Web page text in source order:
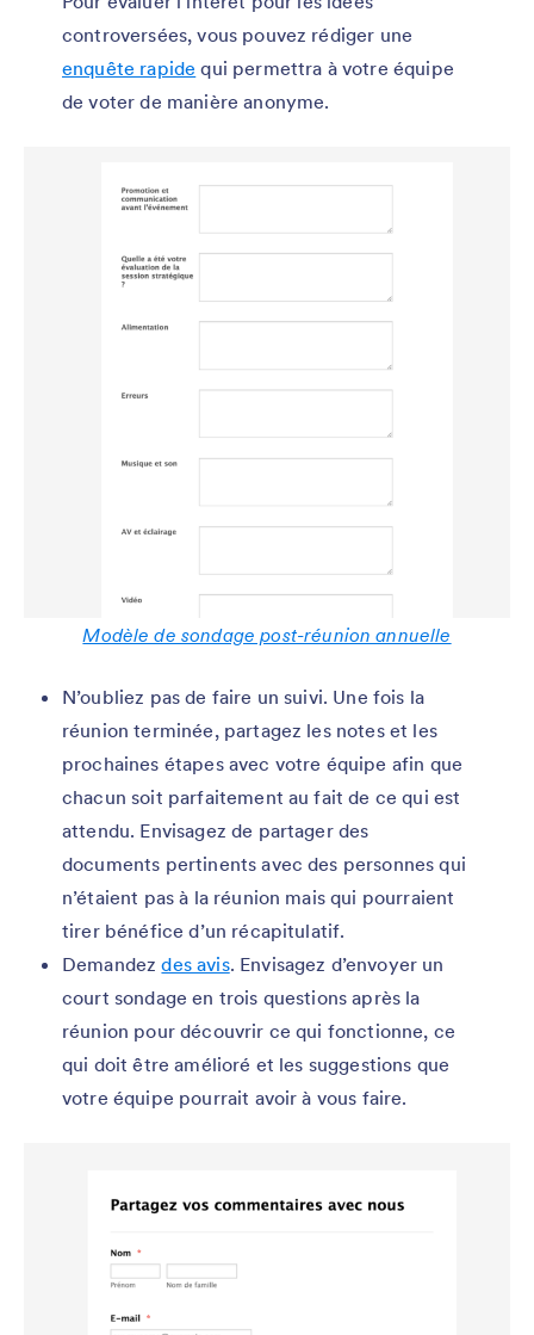
controversées, vous pouvez rédiger une
enquête rapide qui permettra à votre équipe
de voter de manière anonyme.
Modèle de sondage post-réunion annuelle
N’oubliez pas de faire un suivi. Une fois la
réunion terminée, partagez les notes et les
prochaines étapes avec votre équipe afin que
chacun soit parfaitement au fait de ce qui est
attendu. Envisagez de partager des
documents pertinents avec des personnes qui
n’étaient pas à la réunion mais qui pourraient
tirer bénéfice d’un récapitulatif.
Demandezdes avis. Envisagez d’envoyer un
court sondage en trois questions après la
réunion pour découvrir ce qui fonctionne, ce
qui doit être amélioré et les suggestions que
votre équipe pourrait avoir à vous faire.